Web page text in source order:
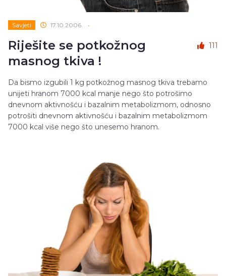
Savjeti 17.10.2006. •
Riješite se potkožnog
masnog tkiva !
111
Da bismo izgubili 1 kg potkožnog masnog tkiva trebamo
unijeti hranom 7000 kcal manje nego što potrošimo
dnevnom aktivnošću i bazalnim metabolizmom, odnosno
potrošiti dnevnom aktivnošću i bazalnim metabolizmom
7000 kcal više nego što unesemo hranom.